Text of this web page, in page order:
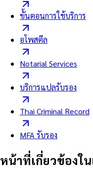
ขั้นตอนการใช้บริการ
อโพสตีล
Notarial Services
บริการแปลรับรอง
Thai Criminal Record
MFA รับรอง
หน้าที่เกี่ยวข้องใ